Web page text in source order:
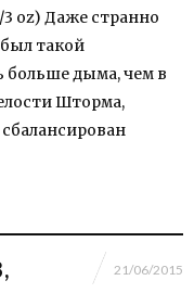
3 oz) Даже странно
такой
больше дыма, чем в
Шторма,
21/06/2015